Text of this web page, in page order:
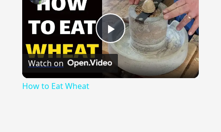
Play
Video
Watch on
How to Eat Wheat